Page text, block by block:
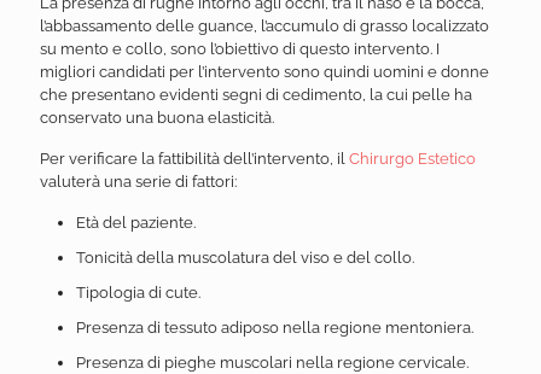
l’abbassamento delle guance, l’accumulo di grasso localizzato
su mento e collo, sono l’obiettivo di questo intervento. I
migliori candidati per l’intervento sono quindi uomini e donne
che presentano evidenti segni di cedimento, la cui pelle ha
conservato una buona elasticità.
Per verificare la fattibilità dell’intervento, il Chirurgo Estetico
valuterà una serie di fattori:
Età del paziente.
Tonicità della muscolatura del viso e del collo.
Tipologia di cute.
Presenza di tessuto adiposo nella regione mentoniera.
Presenza di pieghe muscolari nella regione cervicale.